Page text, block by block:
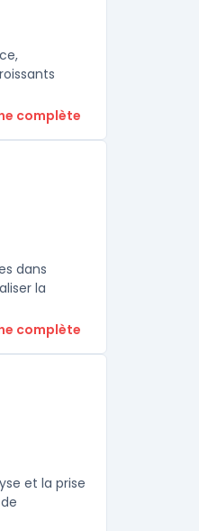
complète
dans
la
complète
et la prise